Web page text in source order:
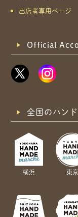
出店者専用ページ
Official
全国のハン
横浜
東京